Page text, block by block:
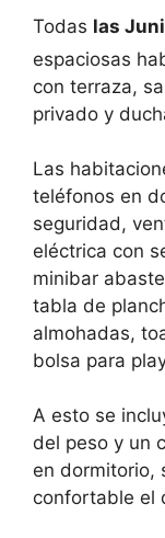
Todas las
espaciosas
con terraza,
privado y
Las
teléfonos en
seguridad,
eléctrica con
minibar
tabla de
almohadas,
bolsa para
A esto se
del peso y un
en dormitorio,
confortable el